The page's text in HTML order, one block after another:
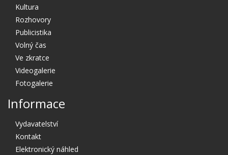
Kultura
Rozhovory
Publicistika
Volný čas
Ve zkratce
Videogalerie
Fotogalerie
Informace
Vydavatelství
Kontakt
Elektronický náhled